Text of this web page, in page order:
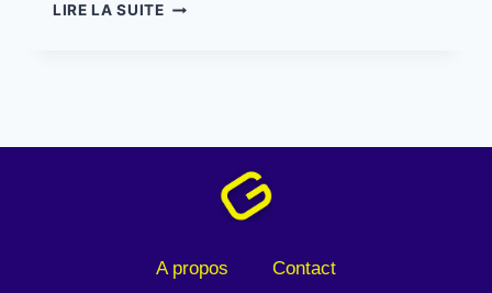
LIRE LA SUITE
A propos Contact